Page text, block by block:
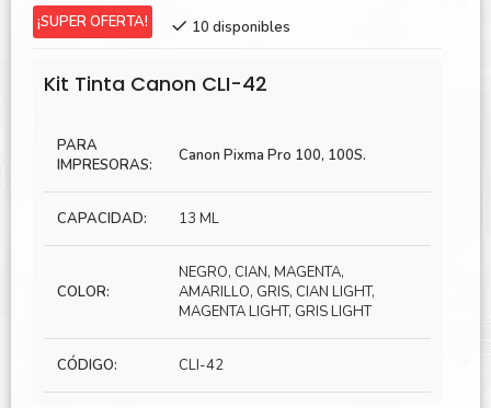
original
S/643.00.
¡SUPER OFERTA! 10 disponibles
Kit Tinta Canon CLI-42
PARA
IMPRESORAS:
Canon Pixma Pro 100, 100S.
CAPACIDAD: 13 ML
COLOR:
NEGRO, CIAN, MAGENTA,
AMARILLO, GRIS, CIAN LIGHT,
MAGENTA LIGHT, GRIS LIGHT
CÓDIGO: CLI-42